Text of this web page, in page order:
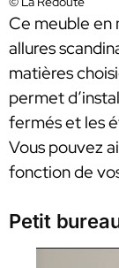
Ce meuble en
allures
matières
permet
fermés et les
Vous pouvez
fonction de
Petit